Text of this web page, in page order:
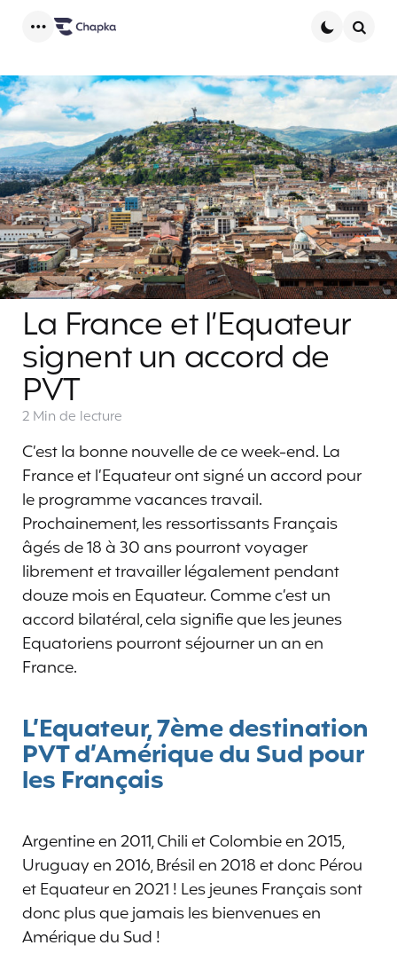
La France et l’Equateur
signent un accord de
PVT
2 Min de lecture
C’est la bonne nouvelle de ce week-end. La
France et l’Equateur ont signé un accord pour
le programme vacances travail.
Prochainement, les ressortissants Français
âgés de 18 à 30 ans pourront voyager
librement et travailler légalement pendant
douze mois en Equateur. Comme c’est un
accord bilatéral, cela signifie que les jeunes
Equatoriens pourront séjourner un an en
France.
L’Equateur, 7ème destination
PVT d’Amérique du Sud pour
les Français
Argentine en 2011, Chili et Colombie en 2015,
Uruguay en 2016, Brésil en 2018 et donc Pérou
et Equateur en 2021 ! Les jeunes Français sont
donc plus que jamais les bienvenues en
Amérique du Sud !